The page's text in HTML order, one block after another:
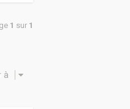
1 sur 1
à